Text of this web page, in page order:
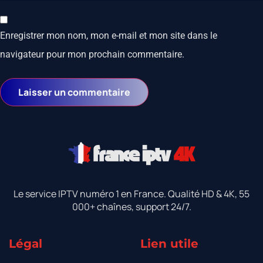
Enregistrer mon nom, mon e-mail et mon site dans le
navigateur pour mon prochain commentaire.
Le service IPTV numéro 1 en France. Qualité HD & 4K, 55
000+ chaînes, support 24/7.
Légal Lien utile